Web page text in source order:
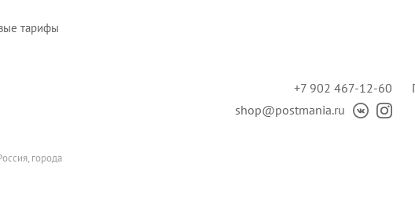
тарифы
+7 902 467-12-60
shop@postmania.ru
города